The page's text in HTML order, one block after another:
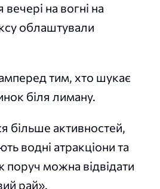
на вогні на
облаштували
тим, хто шукає
біля лиману.
більше активностей,
водні атракціони та
можна відвідати
рай».